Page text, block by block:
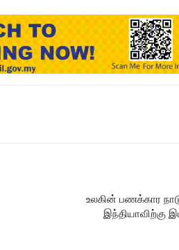
உலகின் பணக்கார
இந்தியாவிற்கு